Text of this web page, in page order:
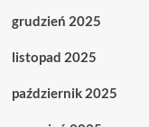
grudzień 2025
listopad 2025
październik 2025